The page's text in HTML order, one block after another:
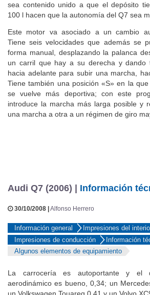
sea contenido unido a que el depósito
100 l hacen que la autonomía del Q7 sea
Este motor va asociado a un cambio
Tiene seis velocidades que además se
forma manual, desplazando la palanca
un carril que hay a su derecha y dando
hacia adelante para subir una marcha,
Tiene también una posición «S» en la
se vuelve más deportiva; con este
introduce la marcha más larga posible y
una marcha a otra a un régimen de giro
Audi Q7 (2006) | Información
30/10/2008 | Alfonso Herrero
Información general
Impresiones del
Impresiones de conducción
Información
Algunos elementos de equipamiento
La carrocería es autoportante y el
aerodinámico es bueno, 0,34; un
un Volkswagen Touareg 0,41 y un Volvo